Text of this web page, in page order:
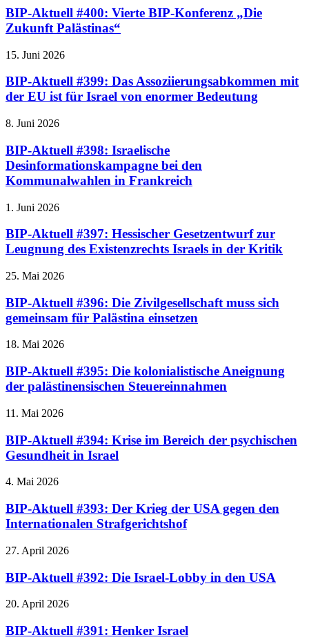
BIP-Aktuell #400: Vierte BIP-Konferenz „Die
Zukunft Palästinas“
15. Juni 2026
BIP-Aktuell #399: Das Assoziierungsabkommen mit
der EU ist für Israel von enormer Bedeutung
8. Juni 2026
BIP-Aktuell #398: Israelische
Desinformationskampagne bei den
Kommunalwahlen in Frankreich
1. Juni 2026
BIP-Aktuell #397: Hessischer Gesetzentwurf zur
Leugnung des Existenzrechts Israels in der Kritik
25. Mai 2026
BIP-Aktuell #396: Die Zivilgesellschaft muss sich
gemeinsam für Palästina einsetzen
18. Mai 2026
BIP-Aktuell #395: Die kolonialistische Aneignung
der palästinensischen Steuereinnahmen
11. Mai 2026
BIP-Aktuell #394: Krise im Bereich der psychischen
Gesundheit in Israel
4. Mai 2026
BIP-Aktuell #393: Der Krieg der USA gegen den
Internationalen Strafgerichtshof
27. April 2026
BIP-Aktuell #392: Die Israel-Lobby in den USA
20. April 2026
BIP-Aktuell #391: Henker Israel